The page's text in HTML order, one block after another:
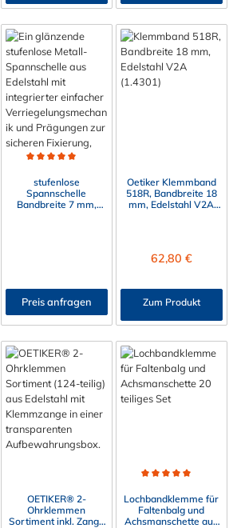
stufenlose
Spannschelle
Bandbreite 7 mm,
Preis anfragen
Oetiker Klemmband
518R, Bandbreite 18
mm, Edelstahl V2A
Regulärer Preis:
62,80 €
Zum Produkt
OETIKER® 2-
Ohrklemmen
Sortiment inkl. Zange
Lochbandklemme für
Faltenbalg und
Achsmanschette aus